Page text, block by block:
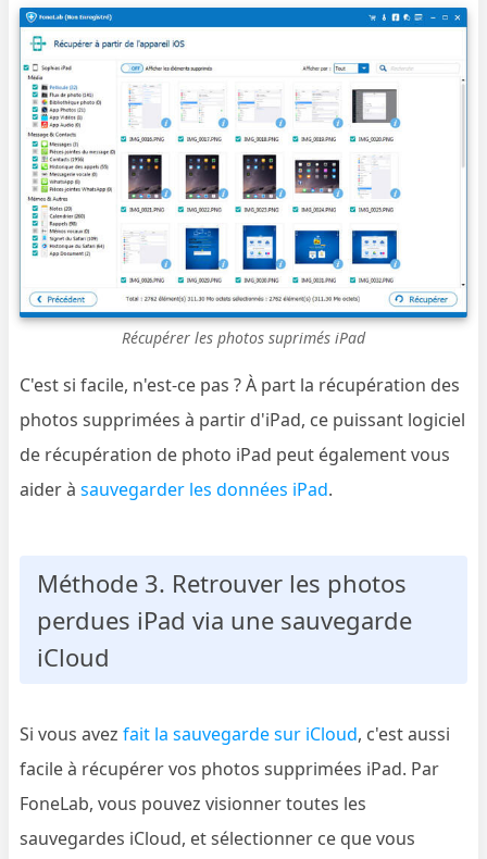
Récupérer les photos suprimés iPad
C'est si facile, n'est-ce pas ? À part la récupération des
photos supprimées à partir d'iPad, ce puissant logiciel
de récupération de photo iPad peut également vous
aider àsauvegarder les données iPad.
Méthode 3. Retrouver les photos
perdues iPad via une sauvegarde
iCloud
Si vous avezfait la sauvegarde sur iCloud, c'est aussi
facile à récupérer vos photos supprimées iPad. Par
FoneLab, vous pouvez visionner toutes les
sauvegardes iCloud, et sélectionner ce que vous